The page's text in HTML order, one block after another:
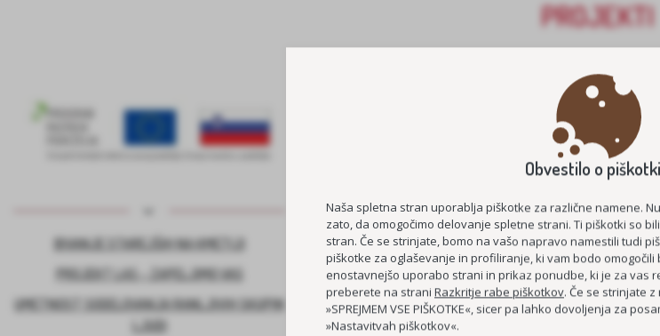
PROJEKTI
BIVANJE STAREJŠIH NA KMETIJI
PROJEKT LAS – ZAPELJIMO VAS
UMETNOST SODELOVANJA RANLJIVIH SKUPIN
LJUDI
KADROVSKE ŠTIPENDIJE 2026/2027
KOC AS
Obvestilo o
Naša spletna stran uporablja piškotke za različne namene.
zato, da omogočimo delovanje spletne strani. Ti piškotki so
stran. Če se strinjate, bomo na vašo napravo namestili tudi
piškotke za oglaševanje in profiliranje, ki vam bodo
enostavnejšo uporabo strani in prikaz ponudbe, ki je za vas
preberete na strani Razkritje rabe piškotkov. Če se strinjate
»SPREJMEM VSE PIŠKOTKE«, sicer pa lahko dovoljenja za
»Nastavitvah piškotkov«.